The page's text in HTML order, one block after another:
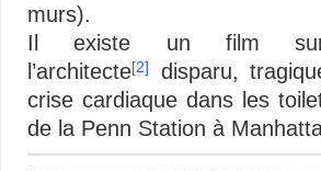
murs).
Il existe un film
l’architecte[2]
disparu,
crise cardiaque dans les
de la Penn Station à